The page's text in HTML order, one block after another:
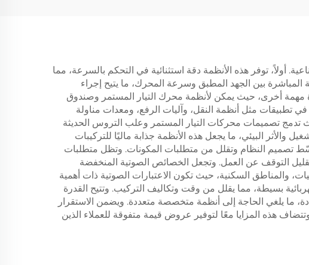
أولاً، توفر هذه الأنظمة دقة استثنائية في التحكم بالسرعة، مما
بين الجهد المطبق وسرعة المحرك، ما يتيح إجراء
مهمة أخرى، حيث يمكن لأنظمة محرك التيار المستمر وصندوق
تطبيقات مثل أنظمة النقل، وآليات الرفع، ومعدات مناولة
تدمج تصميمات محركات التيار المستمر وعلب التروس الحديثة
البيئي، ما يجعل هذه الأنظمة جذابة ماليًا للتركيبات
تصميم النظام وتقلل من متطلبات المكونات. وتظل متطلبات
التوقف عن العمل. وتجعل الخصائص الصوتية المنخفضة
والمناطق السكنية، حيث تكون الاعتبارات الصوتية ذات أهمية
بسيطة، مما يقلل من وقت وتكاليف التركيب. وتتيح القدرة
ما يلغي الحاجة إلى أنظمة متخصصة متعددة. ويضمن الاستقرار
هذه المزايا معًا لتوفير عروض قيمة متفوقة للعملاء الذين